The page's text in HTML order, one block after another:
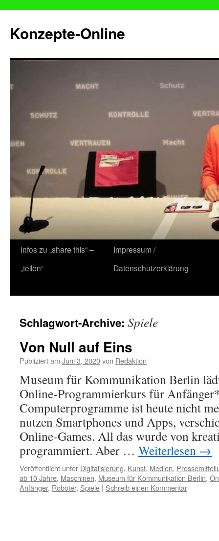
Konzepte-Online
Zum
Inhalt
Infos zu „share this“ –
„teilen“
Impressum /
Datenschutzerklärung
Schlagwort-Archive: Spiele
Von Null auf Eins
Publiziert am Juni 3, 2020von Redaktion
Museum für Kommunikation Berlin
Online-Programmierkurs für
Computerprogramme ist heute nicht
nutzen Smartphones und Apps,
Online-Games. All das wurde von
programmiert. Aber … Weiterlesen →
Veröffentlicht unter Digitalisierung, Kunst, Medien,
ab 10 Jahre, Maschinen, Museum für Kommunikation Berlin,
Anfänger, Roboter, Spiele | Schreib einen Kommentar